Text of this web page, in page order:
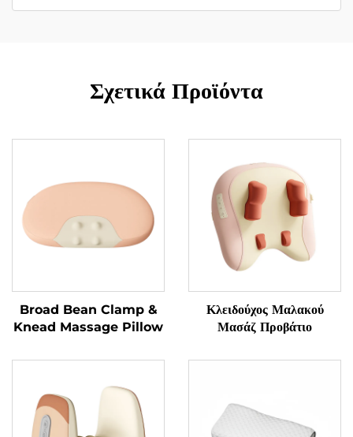
Σχετικά Προϊόντα
Broad Bean Clamp &
Knead Massage Pillow
Κλειδούχος Μαλακού
Μασάζ Προβάτιο